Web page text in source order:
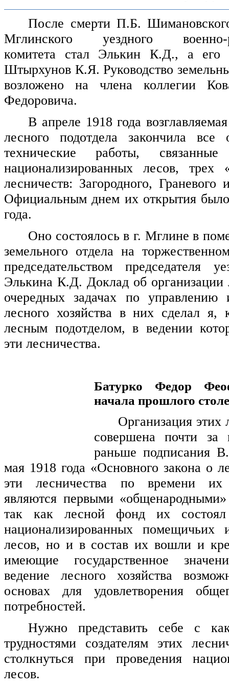
После смерти П.Б.
Мглинского уездного военно-
комитета стал Элькин К.Д., а его
Штырхунов К.Я. Руководство
возложено на члена коллегии
Федоровича.
В апреле 1918 года
лесного подотдела закончила все
технические работы,
национализированных лесов, трех
лесничеств: Загородного, Граневого
Официальным днем их открытия
года.
Оно состоялось в г. Мглине в
земельного отдела на
председательством председателя
Элькина К.Д. Доклад об организации
очередных задачах по
лесного хозяйства в них сделал я,
лесным подотделом, в ведении
эти лесничества.
Батурко Федор
начала прошлого
Организация этих
совершена почти за
раньше подписания
мая 1918 года «Основного закона о
эти лесничества по времени их
являются первыми «общенародными»
так как лесной фонд их
национализированных помещичьих
лесов, но и в состав их вошли и
имеющие государственное
ведение лесного хозяйства
основах для удовлетворения
потребностей.
Нужно представить себе с
трудностями создателям этих
столкнуться при проведения
лесов.